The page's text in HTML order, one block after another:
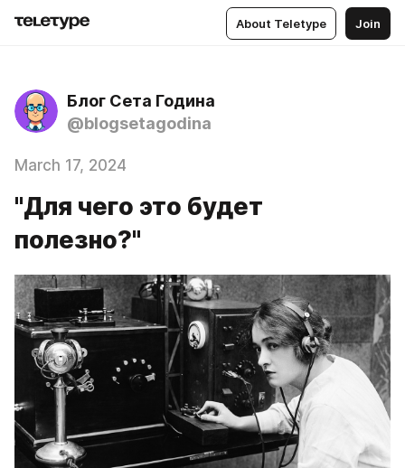
About Teletype Join
Блог Сета Година
@blogsetagodina
March 17, 2024
"Для чего это будет
полезно?"